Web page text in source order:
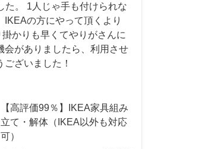
た。 1人じゃ手も付けられな
の方にやって頂くより
かりも早くてやりがさんに
会がありましたら、利用させ
ざいました！
【高評価99％】IKEA家具組み
立て・解体（IKEA以外も対応
可）